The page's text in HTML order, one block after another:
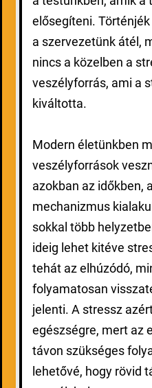
elősegíteni.
a szervezetünk átél,
nincs a közelben a
veszélyforrás, ami a
kiváltotta.
Modern életünkben
veszélyforrások
azokban az időkben,
mechanizmus
sokkal több
ideig lehet kitéve
tehát az elhúzódó,
folyamatosan
jelenti. A stressz
egészségre, mert az
távon szükséges
lehetővé, hogy rövid